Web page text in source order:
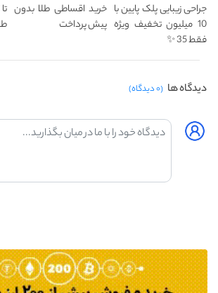
جراحی زیبایی پلک پایین با
10 میلیون تخفیف ویژه
فقط 35 ✨
خرید اقساطی طلا بدون
پیش پرداخت
دیدگاه ها (۰ دیدگاه)